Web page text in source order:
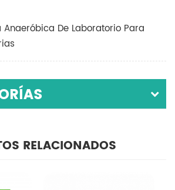
De Laboratorio Para
RELACIONADOS